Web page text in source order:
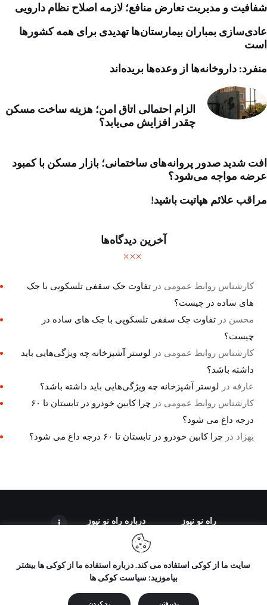
شفافیت و مدیریت تعارض منافع؛ لازمه اصلاح نظام دارویی
عادی‌سازی بمباران بیمارستان‌ها تهدیدی برای همه کشورها
است
منفرد: داروخانه‌ها از وعده‌ها بریده‌اند
الزام احتمالی اتاق امن؛ هزینه ساخت مسکن
چقدر افزایش می‌یابد؟
افت شدید صدور پروانه‌های ساختمانی؛ بازار مسکن با کمبود
عرضه مواجه می‌شود؟
مراقب علائم هپاتیت باشید!
آخرین دیدگاه‌ها
کارشناس روابط عمومی درتفاوت جک سقفی تلسکوپی با جک
های ساده در چیست؟
محسن درتفاوت جک سقفی تلسکوپی با جک های ساده در
چیست؟
کارشناس روابط عمومی در لوستر آشپزخانه چه ویژگی‌هایی باید
داشته باشد؟
عارفه در لوستر آشپزخانه چه ویژگی‌هایی باید داشته باشد؟
کارشناس روابط عمومی در
چرا کابین خودرو در تابستان تا ۶۰
درجه داغ می شود؟
بهزاد درچرا کابین خودرو در تابستان تا ۶۰ درجه داغ می شود؟
راه نو نیوز درباره راه‌ نو نیوز
تمامی حقوق مطالب برای "راه نو نیوز" محفوظ است و هرگونه کپی
برداری بدون ذکر منبع ممنوع می باشد.
سایت ما از کوکی استفاده می کند. درباره استفاده ما از کوکی ها بیشتر
بیاموزید: سیاست کوکی ها